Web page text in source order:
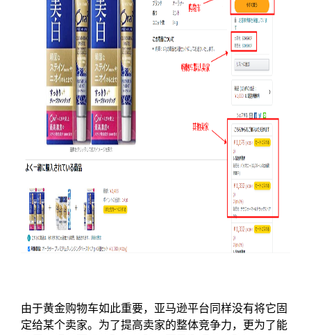
由于黄金购物车如此重要，亚马逊平台同样没有将它固
定给某个卖家。为了提高卖家的整体竞争力，更为了能